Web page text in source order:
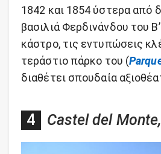
1842 και 1854 ύστερα από
βασιλιά Φερδινάνδου του
κάστρο, τις εντυπώσεις
τεράστιο πάρκο του (
διαθέτει σπουδαία
Castel del Monte,